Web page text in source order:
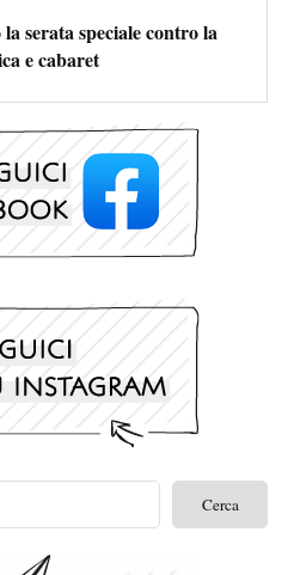
serata speciale contro la
e cabaret